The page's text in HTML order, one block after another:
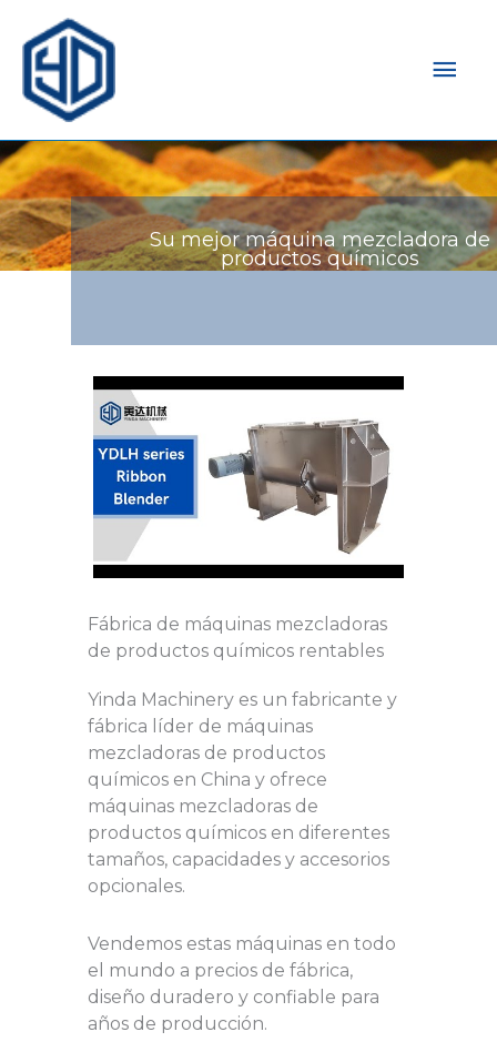
Su mejor máquina mezcladora de
productos químicos
Fábrica de máquinas mezcladoras
de productos químicos rentables
Yinda Machinery es un fabricante y
fábrica líder de máquinas
mezcladoras de productos
químicos en China y ofrece
máquinas mezcladoras de
productos químicos en diferentes
tamaños, capacidades y accesorios
opcionales.
Vendemos estas máquinas en todo
el mundo a precios de fábrica,
diseño duradero y confiable para
años de producción.